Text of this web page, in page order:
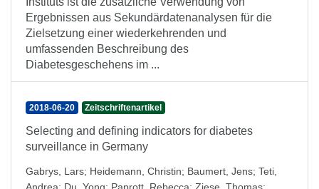
Ergebnissen aus Sekundärdatenanalysen für die
Zielsetzung einer wiederkehrenden und
umfassenden Beschreibung des
Diabetesgeschehens im ...
2018-06-20 Zeitschriftenartikel
Selecting and defining indicators for diabetes
surveillance in Germany
Gabrys, Lars; Heidemann, Christin; Baumert, Jens; Teti,